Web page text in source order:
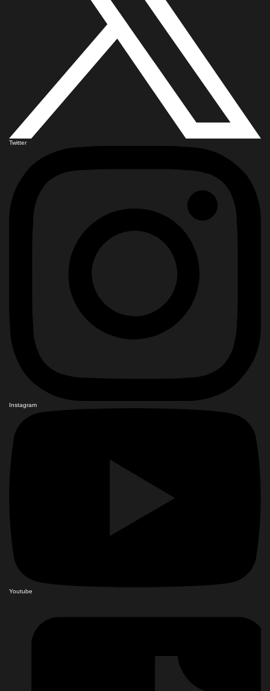
Twitter
Instagram
Youtube